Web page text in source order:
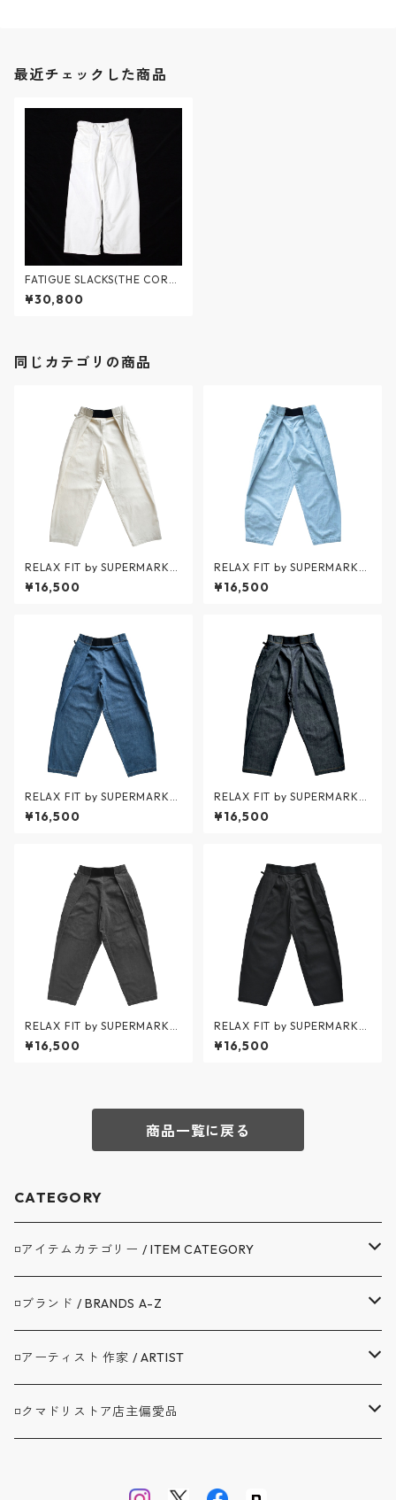
最近チェックした商品
FATIGUE SLACKS(THE CORO
NA UTILITY) / UTILITY NAVY
SLACKS Sailors Twill - ユーテ
スラックス
¥30,800
同じカテゴリの商品
RELAX FIT by SUPERMARKE
T / Denim Beachpants - デ
ニムビーチパンツ - OFFWHIT
¥16,500
RELAX FIT by SUPERMARKE
T / Denim Beachpants ICE
WASH - デニムビーチパンツ
イ スーパーマーケット
¥16,500
RELAX FIT by SUPERMARKE
T / Denim Beachpants USED
WASH - デニムビーチパンツ
イ スーパーマーケット
¥16,500
RELAX FIT by SUPERMARKE
T / Denim Beachpants ONE
WASH - デニムビーチパンツ
スーパーマーケット
¥16,500
RELAX FIT by SUPERMARKE
T / Denim Beachpants USED
WASH - デニムビーチパンツ
¥16,500
RELAX FIT by SUPERMARKE
T / Denim Beachpants ONE
WASH - デニムビーチパンツ
¥16,500
商品一覧に戻る
CATEGORY
◽️アイテムカテゴリー / ITEM CATEGORY
▼アウター / OUTER
コート / COAT
ジャケット / JACKET
▼トップス / TOPS
シャツ / SHIRTS
▼ボトムス / BOTTOMS
◽️ブランド / BRANDS A-Z
A.G.SPALDING&BROS. / スポルディング
BAG'n'NOUN / バッグンナウン
◽️アーティスト 作家 / ARTIST
BANDAIYA(ばんだいや)
◽️クマドリストア店主偏愛品